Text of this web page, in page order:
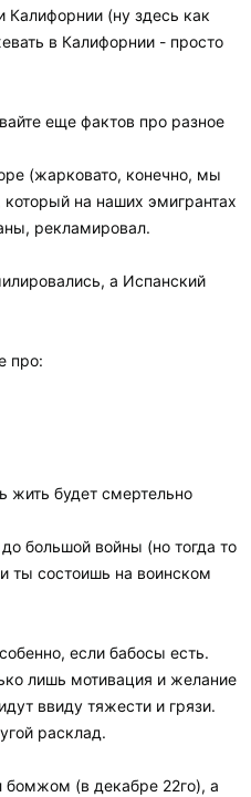
Калифорнии (ну здесь как
в Калифорнии - просто
еще фактов про разное
(жарковато, конечно, мы
на наших эмигрантах
рекламировал.
а Испанский
про:
жить будет смертельно
большой войны (но тогда то
ты состоишь на воинском
если бабосы есть.
лишь мотивация и желание
ввиду тяжести и грязи.
расклад.
(в декабре 22го), а